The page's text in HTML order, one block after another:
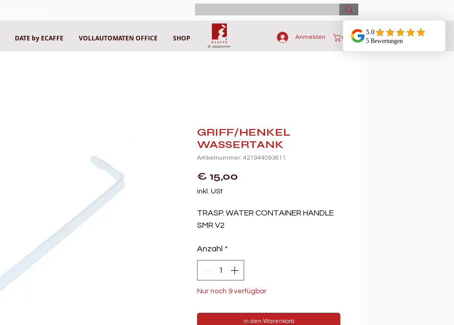
DATE by ECAFFE VOLLAUTOMATEN OFFICE SHOP Anmelden
GRIFF/HENKEL
WASSERTANK
Artikelnummer: 421944093611
€ 15,00
inkl. USt
TRASP. WATER CONTAINER HANDLE
SMR V2
Anzahl *
Nur noch 9 verfügbar
in den Warenkorb